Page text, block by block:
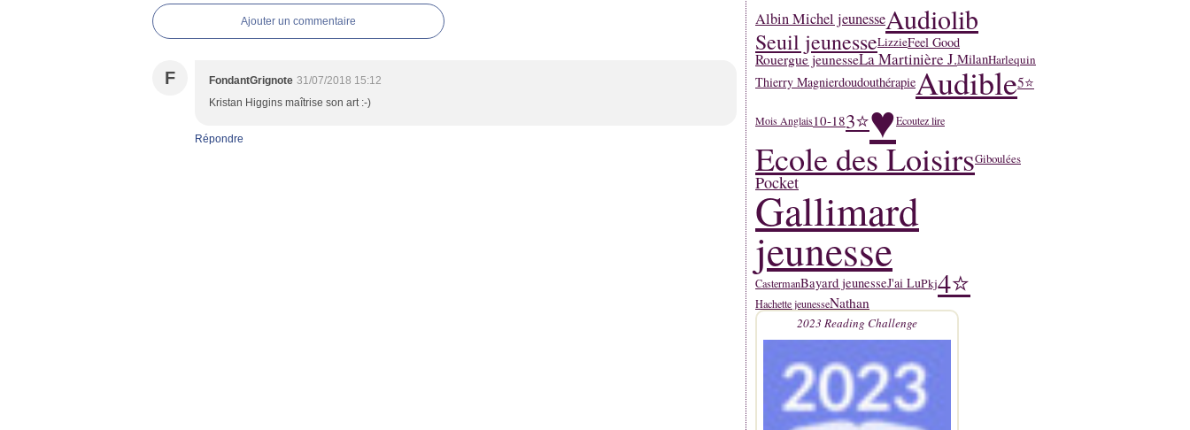
Ajouter un commentaire
F FondantGrignote 31/07/2018 15:12
Kristan Higgins maîtrise son art :-)
Répondre
Albin Michel jeunesseAudiolib
Seuil jeunesseLizzieFeel Good
Rouergue jeunesseLa Martinière J.MilanHarlequin
Thierry MagnierdoudouthérapieAudible5⭐
Mois Anglais10-183⭐♥Ecoutez lire
Ecole des LoisirsGiboulées
Pocket
Gallimard
jeunesse
CastermanBayard jeunesseJ'ai LuPkj4⭐
Hachette jeunesseNathan
2023 Reading Challenge